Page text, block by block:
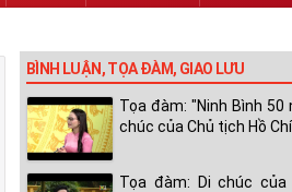
BÌNH LUẬN, TỌA ĐÀM, GIAO LƯU
Tọa đàm: "Ninh Bình
chúc của Chủ tịch Hồ
Tọa đàm: Di chúc